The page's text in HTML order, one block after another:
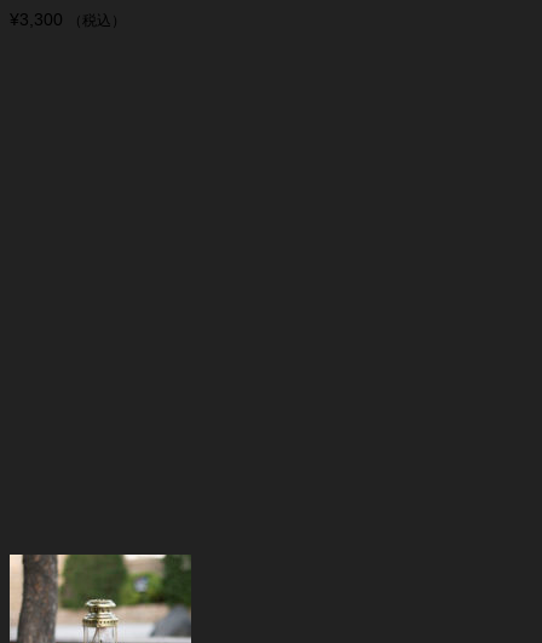
¥3,300 （税込）